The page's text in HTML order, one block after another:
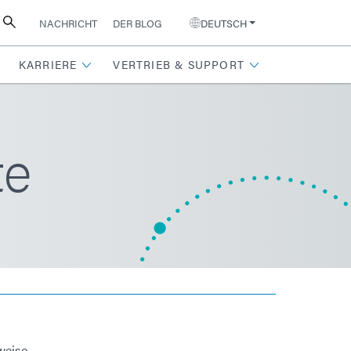
NACHRICHT DER BLOG DEUTSCH
KARRIERE VERTRIEB & SUPPORT